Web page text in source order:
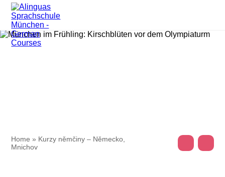
Home » Kurzy němčiny – Německo,
Mnichov